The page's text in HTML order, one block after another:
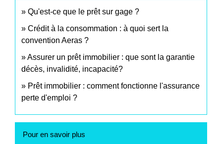
Qu'est-ce que le prêt sur gage ?
Crédit à la consommation : à quoi sert la
convention Aeras ?
Assurer un prêt immobilier : que sont la garantie
décès, invalidité, incapacité?
Prêt immobilier : comment fonctionne l'assurance
perte d'emploi ?
Pour en savoir plus